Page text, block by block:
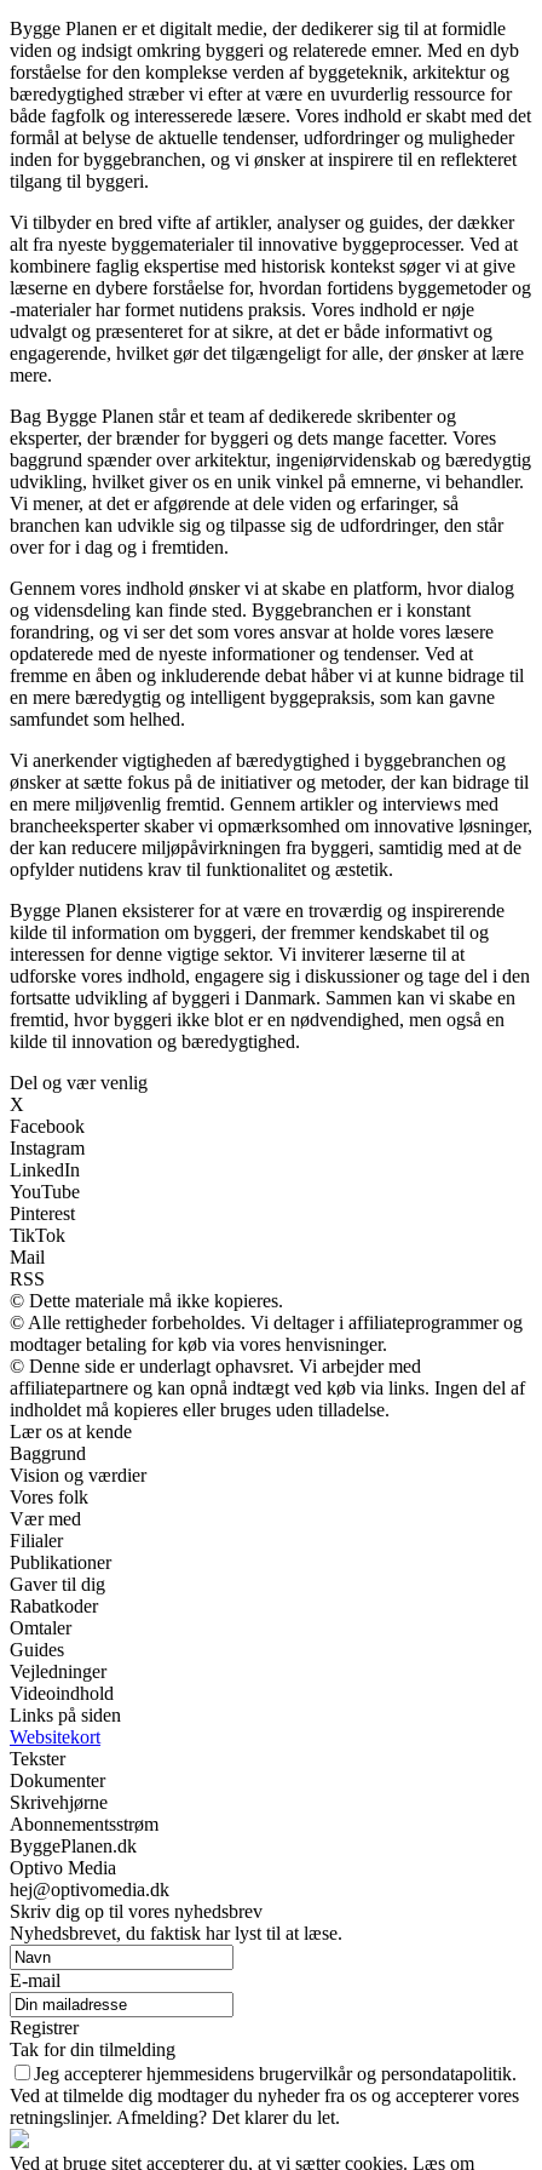
Bygge Planen er et digitalt medie, der dedikerer sig til at formidle
viden og indsigt omkring byggeri og relaterede emner. Med en dyb
forståelse for den komplekse verden af byggeteknik, arkitektur og
bæredygtighed stræber vi efter at være en uvurderlig ressource for
både fagfolk og interesserede læsere. Vores indhold er skabt med det
formål at belyse de aktuelle tendenser, udfordringer og muligheder
inden for byggebranchen, og vi ønsker at inspirere til en reflekteret
tilgang til byggeri.
Vi tilbyder en bred vifte af artikler, analyser og guides, der dækker
alt fra nyeste byggematerialer til innovative byggeprocesser. Ved at
kombinere faglig ekspertise med historisk kontekst søger vi at give
læserne en dybere forståelse for, hvordan fortidens byggemetoder og
-materialer har formet nutidens praksis. Vores indhold er nøje
udvalgt og præsenteret for at sikre, at det er både informativt og
engagerende, hvilket gør det tilgængeligt for alle, der ønsker at lære
mere.
Bag Bygge Planen står et team af dedikerede skribenter og
eksperter, der brænder for byggeri og dets mange facetter. Vores
baggrund spænder over arkitektur, ingeniørvidenskab og bæredygtig
udvikling, hvilket giver os en unik vinkel på emnerne, vi behandler.
Vi mener, at det er afgørende at dele viden og erfaringer, så
branchen kan udvikle sig og tilpasse sig de udfordringer, den står
over for i dag og i fremtiden.
Gennem vores indhold ønsker vi at skabe en platform, hvor dialog
og vidensdeling kan finde sted. Byggebranchen er i konstant
forandring, og vi ser det som vores ansvar at holde vores læsere
opdaterede med de nyeste informationer og tendenser. Ved at
fremme en åben og inkluderende debat håber vi at kunne bidrage til
en mere bæredygtig og intelligent byggepraksis, som kan gavne
samfundet som helhed.
Vi anerkender vigtigheden af bæredygtighed i byggebranchen og
ønsker at sætte fokus på de initiativer og metoder, der kan bidrage til
en mere miljøvenlig fremtid. Gennem artikler og interviews med
brancheeksperter skaber vi opmærksomhed om innovative løsninger,
der kan reducere miljøpåvirkningen fra byggeri, samtidig med at de
opfylder nutidens krav til funktionalitet og æstetik.
Bygge Planen eksisterer for at være en troværdig og inspirerende
kilde til information om byggeri, der fremmer kendskabet til og
interessen for denne vigtige sektor. Vi inviterer læserne til at
udforske vores indhold, engagere sig i diskussioner og tage del i den
fortsatte udvikling af byggeri i Danmark. Sammen kan vi skabe en
fremtid, hvor byggeri ikke blot er en nødvendighed, men også en
kilde til innovation og bæredygtighed.
Del og vær venlig
X
Facebook
Instagram
LinkedIn
YouTube
Pinterest
TikTok
Mail
RSS
© Dette materiale må ikke kopieres.
© Alle rettigheder forbeholdes. Vi deltager i affiliateprogrammer og
modtager betaling for køb via vores henvisninger.
© Denne side er underlagt ophavsret. Vi arbejder med
affiliatepartnere og kan opnå indtægt ved køb via links. Ingen del af
indholdet må kopieres eller bruges uden tilladelse.
Lær os at kende
Baggrund
Vision og værdier
Vores folk
Vær med
Filialer
Publikationer
Gaver til dig
Rabatkoder
Omtaler
Guides
Vejledninger
Videoindhold
Links på siden
Websitekort
Tekster
Dokumenter
Skrivehjørne
Abonnementsstrøm
ByggePlanen.dk
Optivo Media
hej@optivomedia.dk
Skriv dig op til vores nyhedsbrev
Nyhedsbrevet, du faktisk har lyst til at læse.
E-mail
Registrer
Tak for din tilmelding
Jeg accepterer hjemmesidens brugervilkår og persondatapolitik.
Ved at tilmelde dig modtager du nyheder fra os og accepterer vores
retningslinjer. Afmelding? Det klarer du let.
Ved at bruge sitet accepterer du, at vi sætter cookies. Læs om